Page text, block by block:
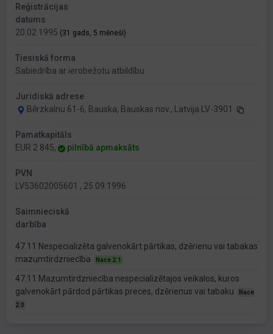
Reģistrācijas
datums
20.02.1995 (31 gads, 5 mēneši)
Tiesiskā forma
Sabiedrība ar ierobežotu atbildību
Juridiskā adrese
Bērzkalnu 61-6, Bauska, Bauskas nov., Latvija LV-3901
Pamatkapitāls
EUR 2 845,
pilnībā apmaksāts
PVN
LV53602005601 , 25.09.1996
Saimnieciskā
darbība
47.11 Nespecializēta galvenokārt pārtikas, dzērienu vai tabakas
mazumtirdzniecība
Nace 2.1
47.11 Mazumtirdzniecība nespecializētajos veikalos, kuros
galvenokārt pārdod pārtikas preces, dzērienus vai tabaku
Nace
2.0